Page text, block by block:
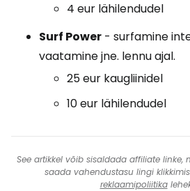
4 eur lähilendudel
Surf Power - surfamine
vaatamine jne. lennu ajal.
25 eur kaugliinidel
10 eur lähilendudel
See artikkel võib sisaldada affiliate linke,
saada vahendustasu lingi
reklaamipoliitika